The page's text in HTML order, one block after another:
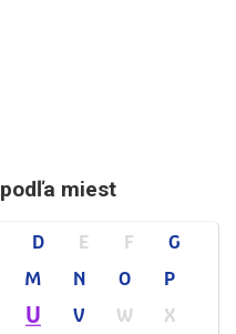
miest
D E F
G
M N O
P
U V W
X